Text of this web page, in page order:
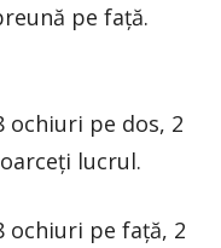
pe față.
ochiuri pe dos, 2
lucrul.
ochiuri pe față, 2